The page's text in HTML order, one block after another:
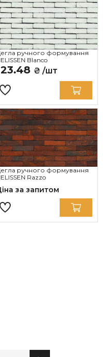
ручного формування
Blanco
₴ /шт
ручного формування
Razzo
за запитом